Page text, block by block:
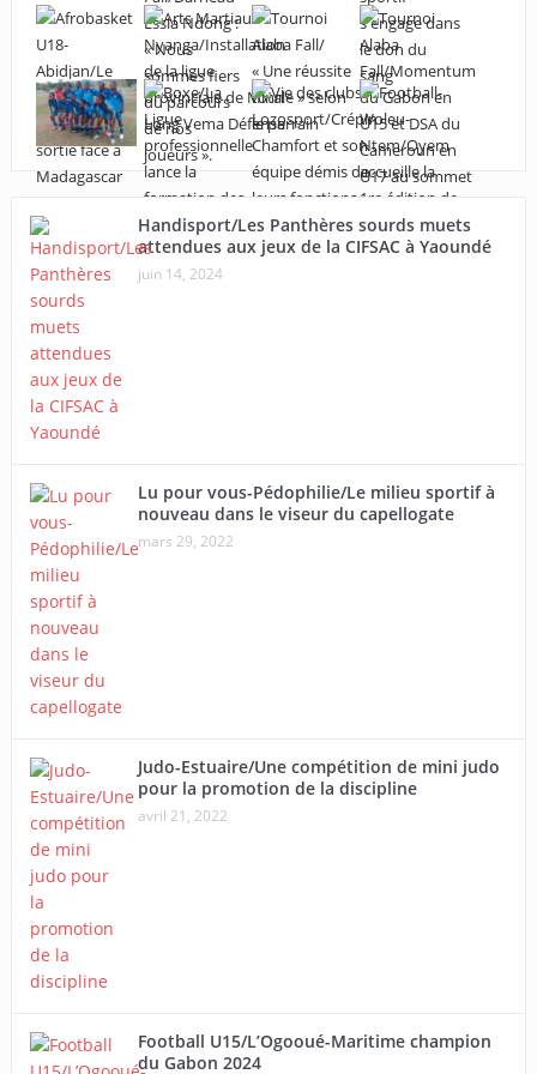
Handisport/Les Panthères sourds muets
attendues aux jeux de la CIFSAC à Yaoundé
juin 14, 2024
Lu pour vous-Pédophilie/Le milieu sportif à
nouveau dans le viseur du capellogate
mars 29, 2022
Judo-Estuaire/Une compétition de mini judo
pour la promotion de la discipline
avril 21, 2022
Football U15/L’Ogooué-Maritime champion
du Gabon 2024